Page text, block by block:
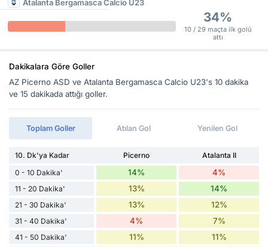
Atalanta Bergamasca Calcio U23
34%
10 / 29 maçta ilk golü
attı
Dakikalara Göre Goller
AZ Picerno ASD ve Atalanta Bergamasca Calcio U23's 10 dakika
ve 15 dakikada attığı goller.
Toplam Goller Atılan Gol Yenilen Gol
10. Dk'ya Kadar Picerno
Atalanta II
0 - 10 Dakika'
14% 4%
11 - 20 Dakika' 13% 14%
21 - 30 Dakika' 13% 12%
31 - 40 Dakika' 4% 7%
41 - 50 Dakika' 11% 11%